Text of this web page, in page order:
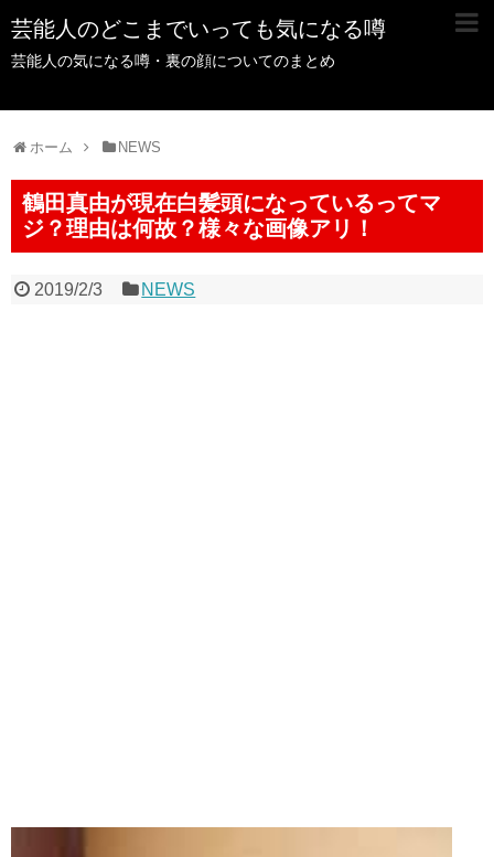
芸能人のどこまでいっても気になる噂
芸能人の気になる噂・裏の顔についてのまとめ
ホーム NEWS
鶴田真由が現在白髪頭になっているってマ
ジ？理由は何故？様々な画像アリ！
2019/2/3 NEWS